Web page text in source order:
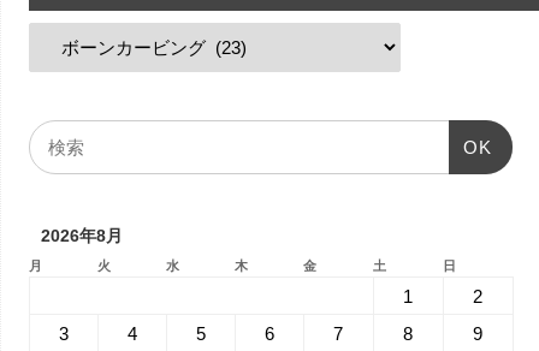
OK
2026年8月
月 火 水 木 金 土 日
1
2
3
4 5 6 7 8
9